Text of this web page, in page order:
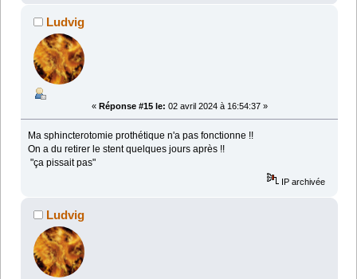
Ludvig
« Réponse #15 le: 02 avril 2024 à 16:54:37 »
Ma sphincterotomie prothétique n'a pas fonctionne !!
On a du retirer le stent quelques jours après !!
"ça pissait pas"
IP archivée
Ludvig